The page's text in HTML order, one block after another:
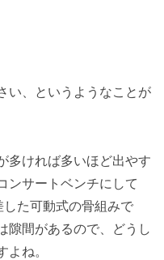
い、というようなことが
多ければ多いほど出やす
ンサートベンチにして
た可動式の骨組みで
隙間があるので、どうし
ね。